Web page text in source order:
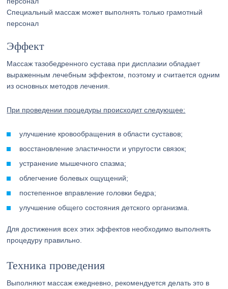
Специальный массаж может выполнять только грамотный
персонал
Эффект
Массаж тазобедренного сустава при дисплазии обладает
выраженным лечебным эффектом, поэтому и считается одним
из основных методов лечения.
При проведении процедуры происходит следующее:
улучшение кровообращения в области суставов;
восстановление эластичности и упругости связок;
устранение мышечного спазма;
облегчение болевых ощущений;
постепенное вправление головки бедра;
улучшение общего состояния детского организма.
Для достижения всех этих эффектов необходимо выполнять
процедуру правильно.
Техника проведения
Выполняют массаж ежедневно, рекомендуется делать это в